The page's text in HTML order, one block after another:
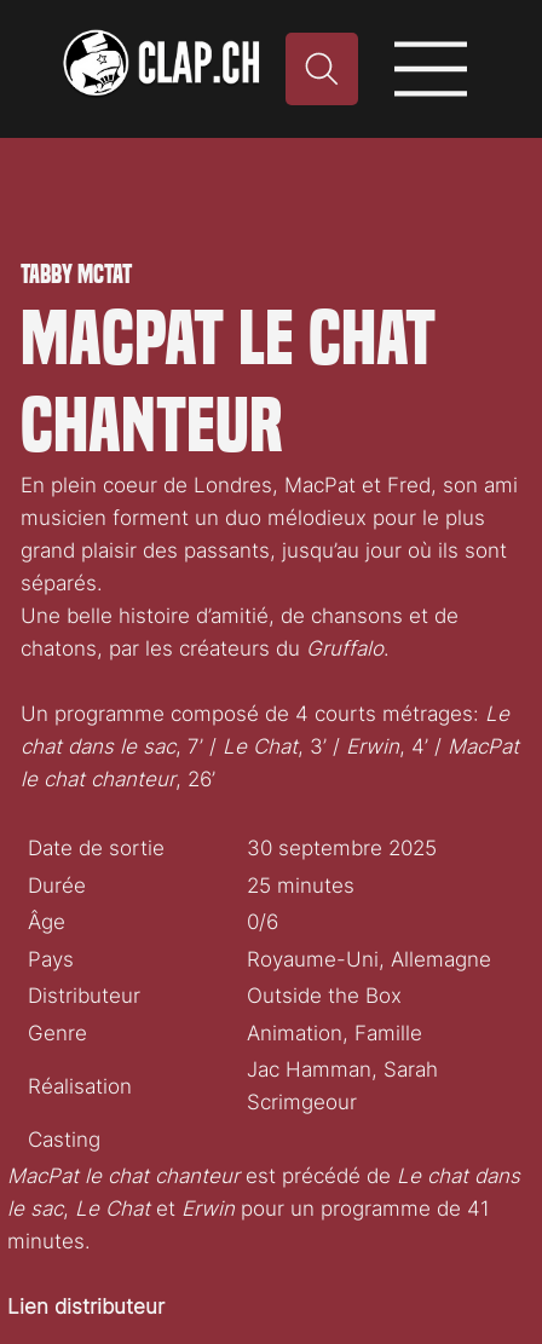
Tabby McTat
MacPat le chat
chanteur
En plein coeur de Londres, MacPat et Fred, son ami
musicien forment un duo mélodieux pour le plus
grand plaisir des passants, jusqu’au jour où ils sont
séparés.
Une belle histoire d’amitié, de chansons et de
chatons, par les créateurs du Gruffalo.
Un programme composé de 4 courts métrages: Le
chat dans le sac, 7’ / Le Chat, 3’ / Erwin, 4’ / MacPat
le chat chanteur, 26’
Date de sortie
30 septembre 2025
Durée
25 minutes
Âge
0/6
Pays
Royaume-Uni, Allemagne
Distributeur
Outside the Box
Genre
Animation, Famille
Réalisation
Jac Hamman, Sarah
Scrimgeour
Casting
MacPat le chat chanteurest précédé de Le chat dans
le sac, Le Chatet Erwinpour un programme de 41
minutes.
Lien distributeur